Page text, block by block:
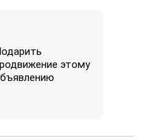
этому